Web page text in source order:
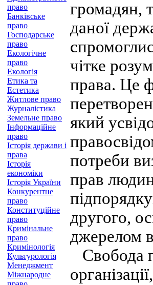
право
Банківське
право
Господарське
право
Екологічне
право
Екологія
Етика та
Естетика
Житлове право
Журналістика
Земельне право
Інформаційне
право
Історія держави і
права
Історія
економіки
Історія України
Конкурентне
право
Конституційне
право
Кримінальне
право
Кримінологія
Культурологія
Менеджмент
Міжнародне
громадян,
даної
чітке
права. Це
який
потреби
прав
другого,
джерелом
Свобода